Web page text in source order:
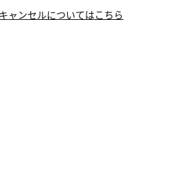
ャンセルについてはこちら